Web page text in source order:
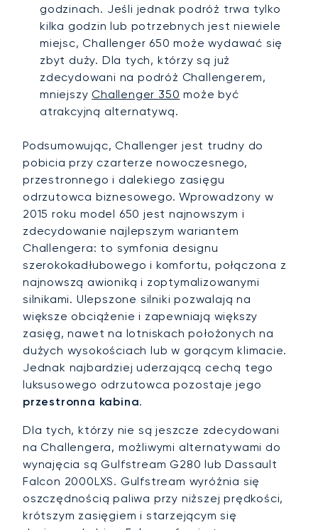
godzinach. Jeśli jednak podróż trwa tylko
kilka godzin lub potrzebnych jest niewiele
miejsc, Challenger 650 może wydawać się
zbyt duży. Dla tych, którzy są już
zdecydowani na podróż Challengerem,
mniejszyChallenger 350 może być
atrakcyjną alternatywą.
Podsumowując, Challenger jest trudny do
pobicia przy czarterze nowoczesnego,
przestronnego i dalekiego zasięgu
odrzutowca biznesowego. Wprowadzony w
2015 roku model 650 jest najnowszym i
zdecydowanie najlepszym wariantem
Challengera: to symfonia designu
szerokokadłubowego i komfortu, połączona z
najnowszą awioniką i zoptymalizowanymi
silnikami. Ulepszone silniki pozwalają na
większe obciążenie i zapewniają większy
zasięg, nawet na lotniskach położonych na
dużych wysokościach lub w gorącym klimacie.
Jednak najbardziej uderzającą cechą tego
luksusowego odrzutowca pozostaje jego
przestronna kabina.
Dla tych, którzy nie są jeszcze zdecydowani
na Challengera, możliwymi alternatywami do
wynajęcia są Gulfstream G280 lub Dassault
Falcon 2000LXS. Gulfstream wyróżnia się
oszczędnością paliwa przy niższej prędkości,
krótszym zasięgiem i starzejącym się